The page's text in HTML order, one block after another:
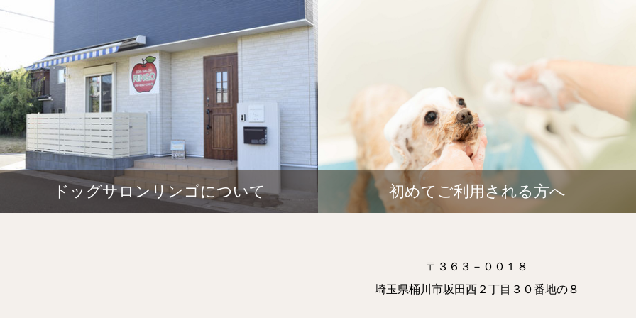
ドッグサロンリンゴについて 初めてご利用される方へ
〒３６３－００１８
埼玉県桶川市坂田西２丁目３０番地の８